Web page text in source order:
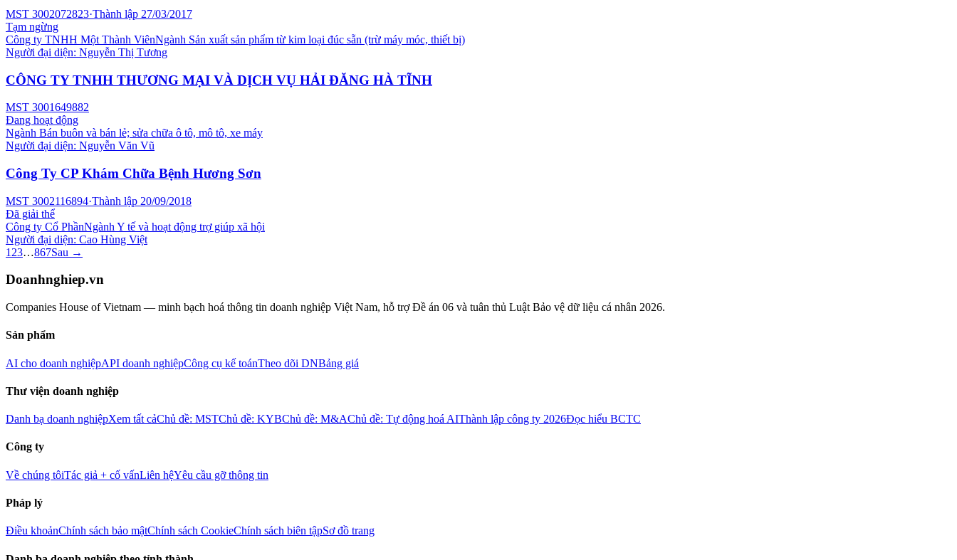
MST 3002072823·Thành lập 27/03/2017
Tạm ngừng
Công ty TNHH Một Thành ViênNgành Sản xuất sản phẩm từ kim loại đúc sẵn (trừ máy móc, thiết bị)
Người đại diện: Nguyễn Thị Tương
CÔNG TY TNHH THƯƠNG MẠI VÀ DỊCH VỤ HẢI ĐĂNG HÀ TĨNH
MST 3001649882
Đang hoạt động
Ngành Bán buôn và bán lẻ; sửa chữa ô tô, mô tô, xe máy
Người đại diện: Nguyễn Văn Vũ
Công Ty CP Khám Chữa Bệnh Hương Sơn
MST 3002116894·Thành lập 20/09/2018
Đã giải thể
Công ty Cổ PhầnNgành Y tế và hoạt động trợ giúp xã hội
Người đại diện: Cao Hùng Việt
1 23…867Sau →
Doanhnghiep.vn
Companies House of Vietnam — minh bạch hoá thông tin doanh nghiệp Việt Nam, hỗ trợ Đề án 06 và tuân thủ Luật Bảo vệ dữ liệu cá nhân 2026.
Sản phẩm
AI cho doanh nghiệpAPI doanh nghiệpCông cụ kế toánTheo dõi DNBảng giá
Thư viện doanh nghiệp
Danh bạ doanh nghiệpXem tất cảChủ đề: MSTChủ đề: KYBChủ đề: M&AChủ đề: Tự động hoá AIThành lập công ty 2026Đọc hiểu BCTC
Công ty
Về chúng tôiTác giả + cố vấnLiên hệYêu cầu gỡ thông tin
Pháp lý
Điều khoảnChính sách bảo mậtChính sách CookieChính sách biên tậpSơ đồ trang